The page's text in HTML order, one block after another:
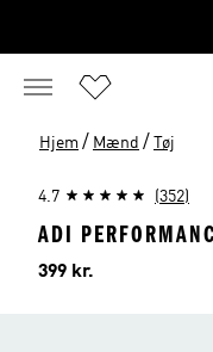
Hjem / Mænd / Tøj
4.7 (352)
ADI
Pris
399 kr.